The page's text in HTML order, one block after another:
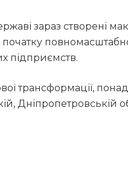
зараз створені
початку
підприємств.
трансформації,
Дніпропетровській